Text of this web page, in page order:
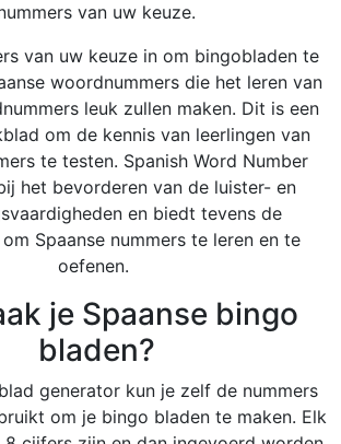
van uw keuze.
van uw keuze in om bingobladen te
woordnummers die het leren van
leuk zullen maken. Dit is een
om de kennis van leerlingen van
te testen. Spanish Word Number
het bevorderen van de luister- en
en biedt tevens de
Spaanse nummers te leren en te
oefenen.
je Spaanse bingo
bladen?
generator kun je zelf de nummers
om je bingo bladen te maken. Elk